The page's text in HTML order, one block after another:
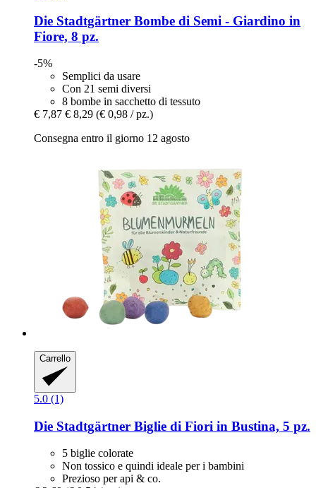
Die Stadtgärtner Bombe di Semi -​ Giardino in
Fiore, 8 pz.
-5%
Semplici da usare
Con 21 semi diversi
8 bombe in sacchetto di tessuto
€ 7,87 € 8,29 (€ 0,98 / pz.)
Consegna entro il giorno 12 agosto
Carrello
5.0 (1)
Die Stadtgärtner Biglie di Fiori in Bustina, 5 pz.
5 biglie colorate
Non tossico e quindi ideale per i bambini
Prezioso per api & co.